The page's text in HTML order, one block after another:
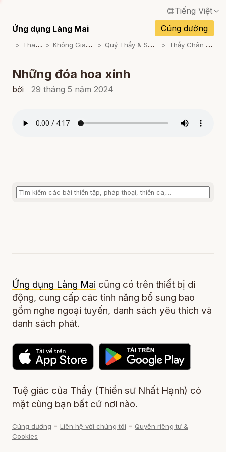
Tiếng Việt
English / Tiếng Anh
Français / Tiếng Pháp
Español / Tiếng Tây Ban Nha
Deutsch / Tiếng Đức
Português / Tiếng Bồ Đào Nha
Ứng dụng Làng Mai
Cúng dường
T
ham khảo K
hông Gian Thiền Ca Q
uý Thầy & Sư cô trình bày T
hầy Chân Pháp Thiên
Những đóa hoa xinh
bởi 29 tháng 5 năm 2024
Ứng dụng Làng Mai cũng có trên thiết bị di
động, cung cấp các tính năng bổ sung bao
gồm nghe ngoại tuyến, danh sách yêu thích và
danh sách phát.
Tuệ giác của Thầy (Thiền sư Nhất Hạnh) có
mặt cùng bạn bất cứ nơi nào.
Cúng dường - Liên hệ với chúng tôi - Quyền riêng tư &
Cookies